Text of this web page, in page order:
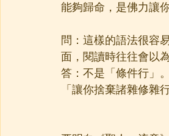
能夠歸命，是佛力讓
問：這樣的語法很容
面，閱讀時往往會以
答：不是「條件行」
「讓你捨棄諸雜修雜